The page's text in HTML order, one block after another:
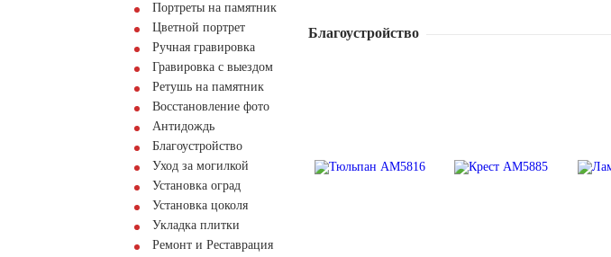
Портреты на памятник
Цветной портрет
Ручная гравировка
Гравировка с выездом
Ретушь на памятник
Восстановление фото
Антидождь
Благоустройство
Уход за могилкой
Установка оград
Установка цоколя
Укладка плитки
Ремонт и Реставрация
Благоустройство